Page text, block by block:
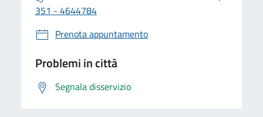
351 - 4644784
Prenota appuntamento
Problemi in città
Segnala disservizio